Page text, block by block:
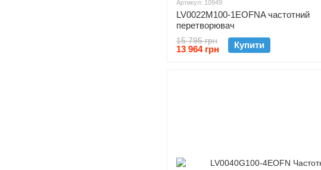
Артикул: 10949
LV0022M100-1EOFNA частотний
перетворювач
15 795 грн
13 964 грн Купити